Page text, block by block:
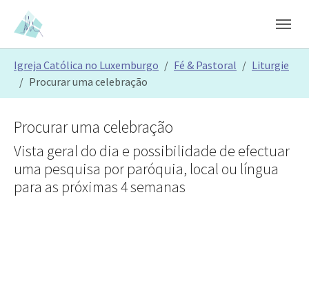
Skip to main content
Skip to page footer
Igreja Católica no Luxemburgo Fé & Pastoral
Liturgie
Procurar uma celebração
Procurar uma celebração
Vista geral do dia e possibilidade de efectuar
uma pesquisa por paróquia, local ou língua
para as próximas 4 semanas